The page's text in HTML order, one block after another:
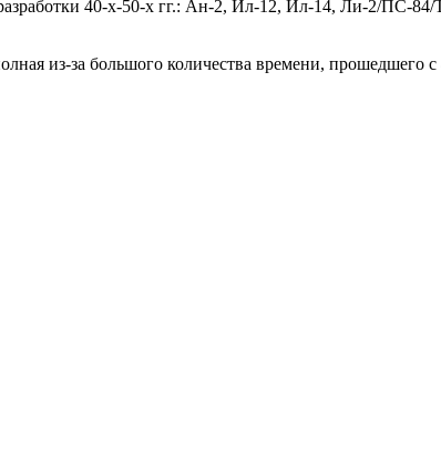
40-х-50-х гг.: Ан-2, Ил-12, Ил-14, Ли-2/ПС-
из-за большого количества времени, прошедшего с